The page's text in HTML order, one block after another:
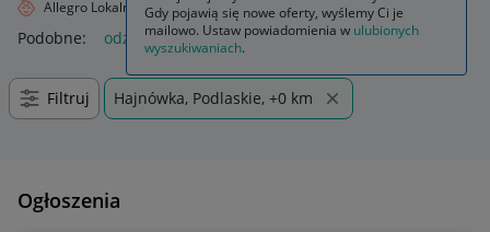
Allegro Lokalnie Dziecko Odzież
Podobne: odzież odzież używana na kg odzież damska
Filtruj Hajnówka, Podlaskie, +0 km
Ogłoszenia
Gdy pojawią się nowe oferty, wyślemy Ci je
mailowo. Ustaw powiadomienia w ulubionych
wyszukiwaniach.